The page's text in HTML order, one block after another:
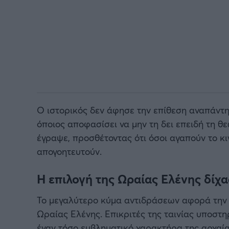
Ο ιστορικός δεν άφησε την επίθεση
όποιος αποφασίσει να μην τη δει επειδή τη
έγραψε, προσθέτοντας ότι όσοι αγαπούν το
απογοητευτούν.
Η επιλογή της Ωραίας Ελένης
Το μεγαλύτερο κύμα αντιδράσεων αφορά την
Ωραίας Ελένης. Επικριτές της ταινίας